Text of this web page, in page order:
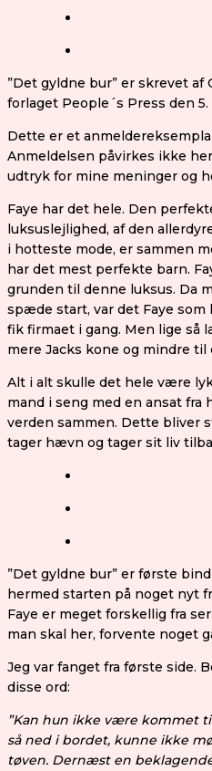
”Det gyldne bur” er skrevet af
forlaget People´s Press den 5.
Dette er et
Anmeldelsen påvirkes ikke
udtryk for mine meninger og
Faye har det hele. Den
luksuslejlighed, af den
i hotteste mode, er sammen
har det mest perfekte barn.
grunden til denne luksus. Da
spæde start, var det Faye som
fik firmaet i gang. Men lige så
mere Jacks kone og mindre
Alt i alt skulle det hele være
mand i seng med en ansat fra
verden sammen. Dette bliver
tager hævn og tager sit liv
”Det gyldne bur” er første
hermed starten på noget nyt
Faye er meget forskellig fra
man skal her, forvente noget
Jeg var fanget fra første side.
disse ord:
”Kan hun ikke være kommet
så ned i bordet, kunne ikke
tøven. Dernæst en